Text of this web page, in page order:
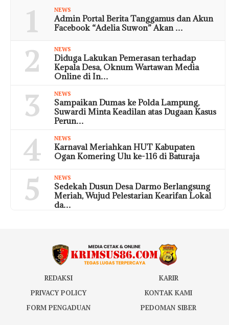
1 NEWS
Admin Portal Berita Tanggamus dan Akun
Facebook “Adelia Suwon” Akan …
2 NEWS
Diduga Lakukan Pemerasan terhadap
Kepala Desa, Oknum Wartawan Media
Online di In…
3 NEWS
Sampaikan Dumas ke Polda Lampung,
Suwardi Minta Keadilan atas Dugaan Kasus
Perun…
4 NEWS
Karnaval Meriahkan HUT Kabupaten
Ogan Komering Ulu ke-116 di Baturaja
5 NEWS
Sedekah Dusun Desa Darmo Berlangsung
Meriah, Wujud Pelestarian Kearifan Lokal
da…
REDAKSI
KARIR
PRIVACY POLICY
KONTAK KAMI
FORM PENGADUAN
PEDOMAN SIBER